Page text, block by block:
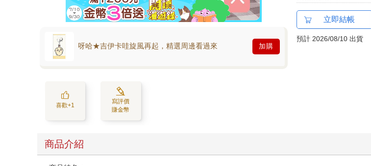
呀哈★吉伊卡哇旋風再起，精選周邊看過來 加購
喜歡+1
寫評價
賺金幣
立即結帳
預計 2026/08/10 出貨
商品介紹